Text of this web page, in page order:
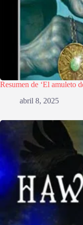
Resumen de ‘El amuleto
abril 8, 2025